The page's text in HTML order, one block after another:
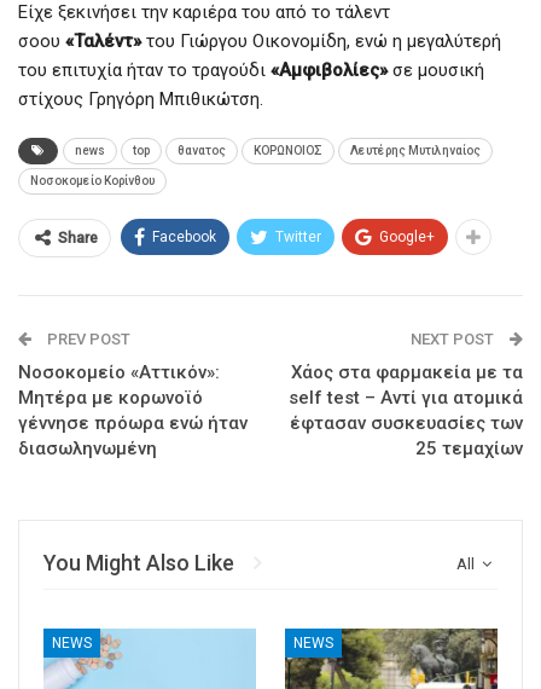
Είχε ξεκινήσει την καριέρα του από το τάλεντ
σοου «Ταλέντ»του Γιώργου Οικονομίδη, ενώ η μεγαλύτερή
του επιτυχία ήταν το τραγούδι «Αμφιβολίες»σε μουσική
στίχους Γρηγόρη Μπιθικώτση.
news top θανατος ΚΟΡΩΝΟΙΟΣ Λευτέρης Μυτιληναίος
Νοσοκομείο Κορίνθου
Share Facebook Twitter Google+
PREV POST
Νοσοκομείο «Αττικόν»:
Μητέρα με κορωνοϊό
γέννησε πρόωρα ενώ ήταν
διασωληνωμένη
NEXT POST
Χάος στα φαρμακεία με τα
self test – Αντί για ατομικά
έφτασαν συσκευασίες των
25 τεμαχίων
All
You Might Also Like
NEWS NEWS